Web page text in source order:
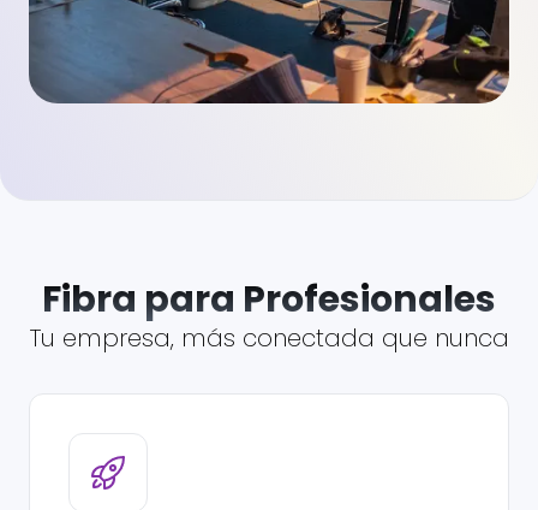
Fibra para Profesionales
Tu empresa, más conectada que nunca